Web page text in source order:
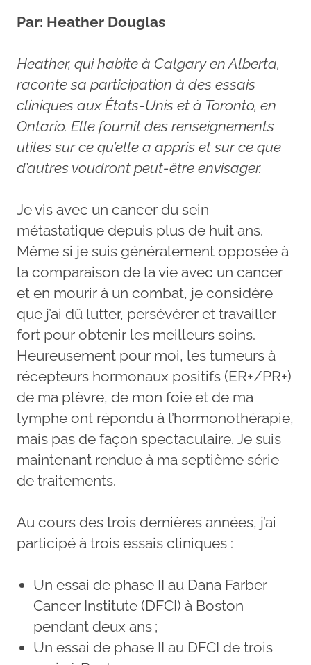
Par: Heather Douglas
Heather, qui habite à Calgary en Alberta,
raconte sa participation à des essais
cliniques aux États-Unis et à Toronto, en
Ontario. Elle fournit des renseignements
utiles sur ce qu’elle a appris et sur ce que
d’autres voudront peut-être envisager.
Je vis avec un cancer du sein
métastatique depuis plus de huit ans.
Même si je suis généralement opposée à
la comparaison de la vie avec un cancer
et en mourir à un combat, je considère
que j’ai dû lutter, persévérer et travailler
fort pour obtenir les meilleurs soins.
Heureusement pour moi, les tumeurs à
récepteurs hormonaux positifs (ER+/PR+)
de ma plèvre, de mon foie et de ma
lymphe ont répondu à l’hormonothérapie,
mais pas de façon spectaculaire. Je suis
maintenant rendue à ma septième série
de traitements.
Au cours des trois dernières années, j’ai
participé à trois essais cliniques :
Un essai de phase II au Dana Farber
Cancer Institute (DFCI) à Boston
pendant deux ans ;
Un essai de phase II au DFCI de trois